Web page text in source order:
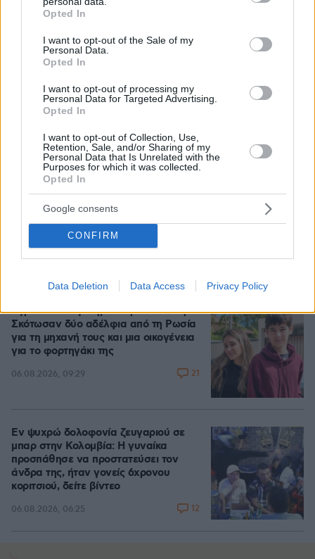
grant or deny consent to Google and its third-party tags to
use your data for below specified purposes in below Google
consent section.
Opted In
I want to opt-out of the Sale of my
Personal Data.
Opted In
I want to opt-out of processing my
Personal Data for Targeted Advertising.
Opted In
I want to opt-out of Collection, Use,
Retention, Sale, and/or Sharing of my
Personal Data that Is Unrelated with the
Purposes for which it was collected.
Opted In
Google consents
CONFIRM
Data Deletion Data Access Privacy Policy
06.08.2026, 09:55
Η εξομολόγηση της συζύγου του
ξεχάσει πόσο πολύ τον χρειαζόμαστε
και πόσο τον αγαπάμε
«Μικρό Αγόρι» σκότωσε 80.000
ανθρώπους
06.08.2026, 07:56
Άγριο διπλό έγκλημα στην Ταϊλάνδη:
Σκότωσαν δύο αδέλφια από τη Ρωσία
για τη μηχανή τους και μια οικογένεια
για το φορτηγάκι της
06.08.2026, 09:29 21
Εν ψυχρώ δολοφονία ζευγαριού σε
μπαρ στην Κολομβία: Η γυναίκα
προσπάθησε να προστατεύσει τον
άνδρα της, ήταν γονείς 6χρονου
κοριτσιού, δείτε βίντεο
06.08.2026, 06:25 12